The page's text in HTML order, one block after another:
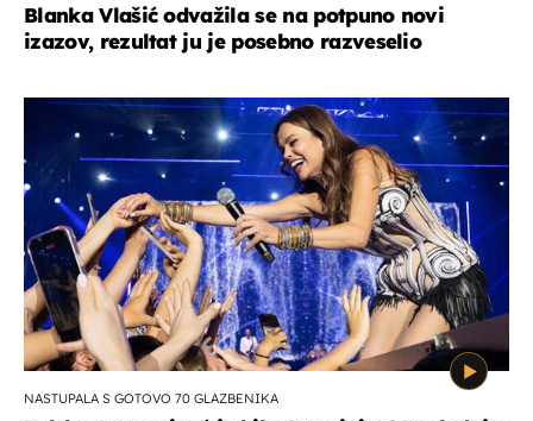
Blanka Vlašić odvažila se na potpuno novi
izazov, rezultat ju je posebno razveselio
NASTUPALA S GOTOVO 70 GLAZBENIKA